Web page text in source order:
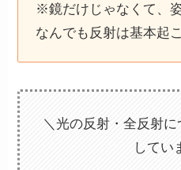
※鏡だけじゃなくて、
なんでも反射は基本起
＼光の反射・全反射
してい